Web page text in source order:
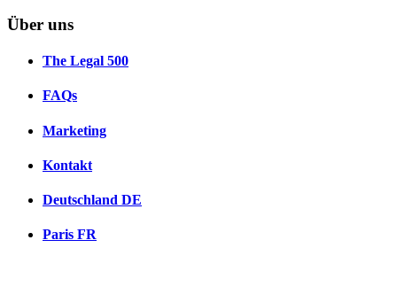
Über uns
The Legal 500
FAQs
Marketing
Kontakt
Deutschland DE
Paris FR